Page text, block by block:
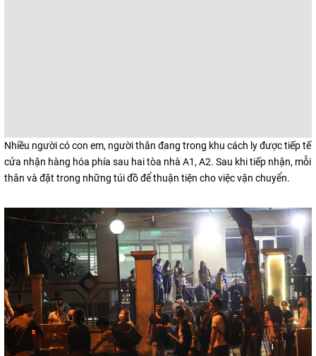
Nhiều người có con em, người thân đang trong khu cách ly được tiếp
cửa nhận hàng hóa phía sau hai tòa nhà A1, A2. Sau khi tiếp nhận,
thân và đặt trong những túi đồ để thuận tiện cho việc vận chuyển.